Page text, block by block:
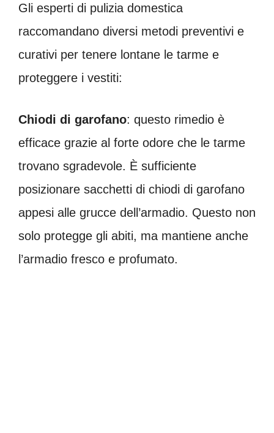
Gli esperti di pulizia domestica
raccomandano diversi metodi preventivi e
curativi per tenere lontane le tarme e
proteggere i vestiti:
Chiodi di garofano: questo rimedio è
efficace grazie al forte odore che le tarme
trovano sgradevole. È sufficiente
posizionare sacchetti di chiodi di garofano
appesi alle grucce dell’armadio. Questo non
solo protegge gli abiti, ma mantiene anche
l’armadio fresco e profumato.